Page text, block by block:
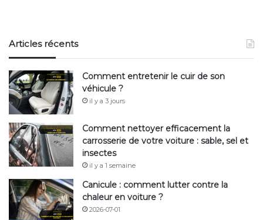
Articles récents
Comment entretenir le cuir de son
véhicule ?
il y a 3 jours
Comment nettoyer efficacement la
carrosserie de votre voiture : sable, sel et
insectes
il y a 1 semaine
Canicule : comment lutter contre la
chaleur en voiture ?
2026-07-01